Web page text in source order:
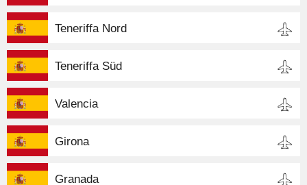
Teneriffa Nord
Teneriffa Süd
Valencia
Girona
Granada